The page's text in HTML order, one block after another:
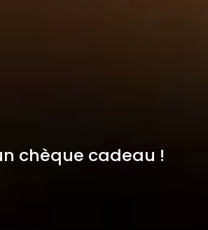
chèque cadeau !